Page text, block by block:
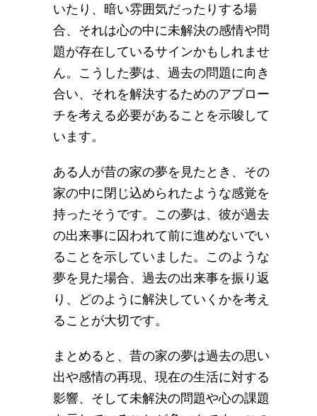
いたり、暗い雰囲気だったりする場
合、それは心の中に未解決の感情や問
題が存在しているサインかもしれませ
ん。こうした夢は、過去の問題に向き
合い、それを解決するためのアプロー
チを考える必要があることを示唆して
います。
ある人が昔の家の夢を見たとき、その
家の中に閉じ込められたような感覚を
持ったそうです。この夢は、彼が過去
の出来事に囚われて前に進めないでい
ることを示していました。このような
夢を見た場合、過去の出来事を振り返
り、どのように解決していくかを考え
ることが大切です。
まとめると、昔の家の夢は過去の思い
出や感情の再現、現在の生活に対する
影響、そして未解決の問題や心の課題